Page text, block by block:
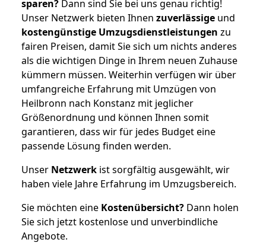
sparen? Dann sind Sie bei uns genau richtig!
Unser Netzwerk bieten Ihnen zuverlässige und
kostengünstige Umzugsdienstleistungen zu
fairen Preisen, damit Sie sich um nichts anderes
als die wichtigen Dinge in Ihrem neuen Zuhause
kümmern müssen. Weiterhin verfügen wir über
umfangreiche Erfahrung mit Umzügen von
Heilbronn nach Konstanz mit jeglicher
Größenordnung und können Ihnen somit
garantieren, dass wir für jedes Budget eine
passende Lösung finden werden.
Unser Netzwerk ist sorgfältig ausgewählt, wir
haben viele Jahre Erfahrung im Umzugsbereich.
Sie möchten eine Kostenübersicht? Dann holen
Sie sich jetzt kostenlose und unverbindliche
Angebote.